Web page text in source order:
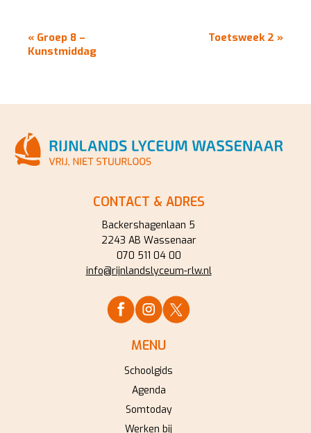
EVENEMENT
NAVIGATIE
« Groep 8 –
Kunstmiddag
Toetsweek 2 »
CONTACT & ADRES
Backershagenlaan 5
2243 AB Wassenaar
070 511 04 00
info@rijnlandslyceum-rlw.nl
MENU
Schoolgids
Agenda
Somtoday
Werken bij